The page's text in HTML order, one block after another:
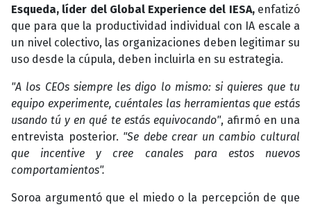
Esqueda, líder del Global Experience del IESA,enfatizó
que para que la productividad individual con IA escale a
un nivel colectivo, las organizaciones deben legitimar su
uso desde la cúpula, deben incluirla en su estrategia.
"A los CEOs siempre les digo lo mismo: si quieres que tu
equipo experimente, cuéntales las herramientas que estás
usando tú y en qué te estás equivocando", afirmó en una
entrevista posterior. "Se debe crear un cambio cultural
que incentive y cree canales para estos nuevos
comportamientos".
Soroa argumentó que el miedo o la percepción de que